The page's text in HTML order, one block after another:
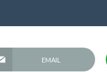
EMAIL